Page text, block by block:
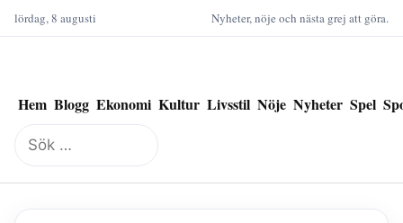
lördag, 8 augusti Nyheter, nöje och nästa grej att göra.
Hem Blogg Ekonomi Kultur Livsstil Nöje Nyheter Spel
Sök
efter: